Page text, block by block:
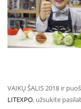
VAIKŲ ŠALIS 2018 ir
LITEXPO, užsukite